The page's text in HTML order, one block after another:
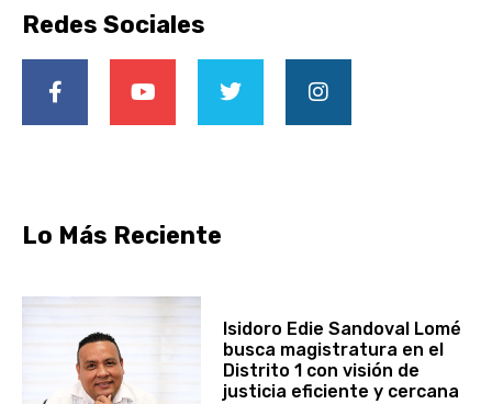
Redes Sociales
Lo Más Reciente
Isidoro Edie Sandoval Lomé
busca magistratura en el
Distrito 1 con visión de
justicia eficiente y cercana